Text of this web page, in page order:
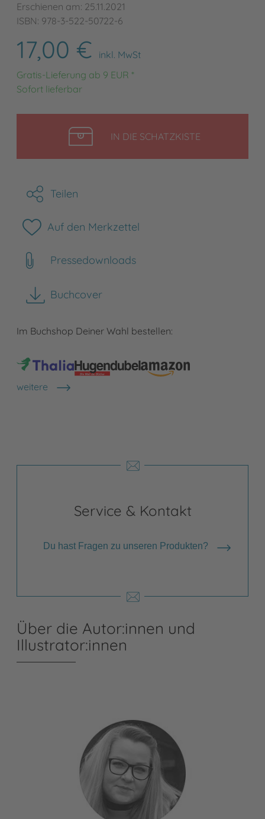
Erschienen am: 25.11.2021
ISBN: 978-3-522-50722-6
17,00 €
inkl. MwSt
Gratis-Lieferung ab 9 EUR *
Sofort lieferbar
IN DIE SCHATZKISTELEGEN
Teilen
Auf den Merkzettel
Pressedownloads
Buchcover
herunterladen
Im Buchshop Deiner Wahl bestellen:
weitere
Shops anzeigen
Service & Kontakt
Du hast Fragen zu unseren Produkten?
Über die Autor:innen und
Illustrator:innen